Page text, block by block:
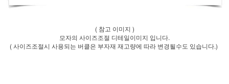
( 참고 이미지 )
모자의 사이즈조절 디테일이미지 입니다.
( 사이즈조절시 사용되는 버클은 부자재 재고량에 따라 변경될수도 있습니다.)